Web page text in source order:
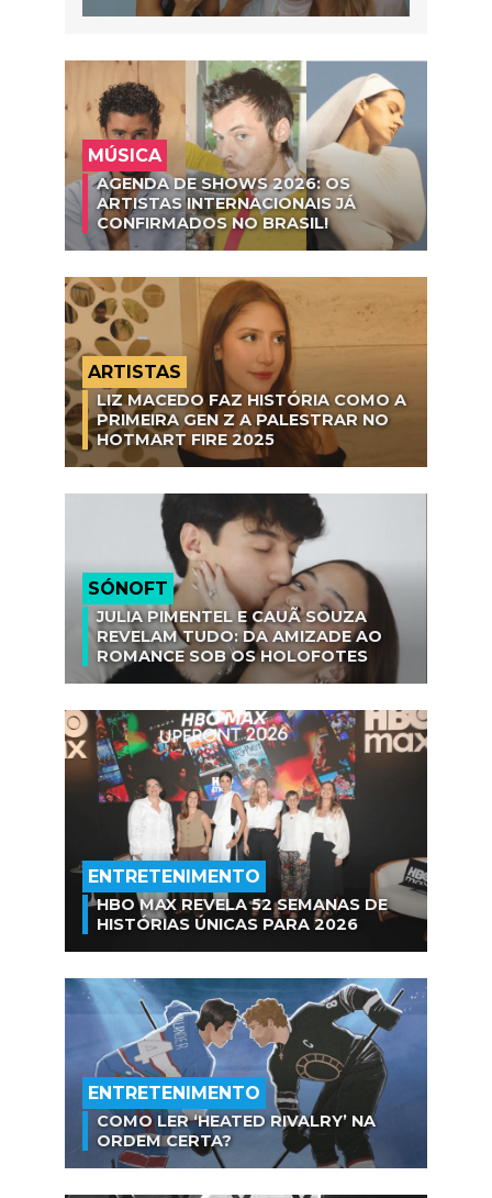
MÚSICA
AGENDA DE SHOWS 2026: OS
ARTISTAS INTERNACIONAIS JÁ
CONFIRMADOS NO BRASIL!
ARTISTAS
LIZ MACEDO FAZ HISTÓRIA COMO A
PRIMEIRA GEN Z A PALESTRAR NO
HOTMART FIRE 2025
SÓNOFT
JULIA PIMENTEL E CAUÃ SOUZA
REVELAM TUDO: DA AMIZADE AO
ROMANCE SOB OS HOLOFOTES
ENTRETENIMENTO
HBO MAX REVELA 52 SEMANAS DE
HISTÓRIAS ÚNICAS PARA 2026
ENTRETENIMENTO
COMO LER ‘HEATED RIVALRY’ NA
ORDEM CERTA?